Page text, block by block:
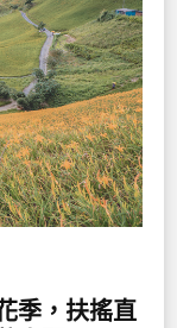
季，扶搖直